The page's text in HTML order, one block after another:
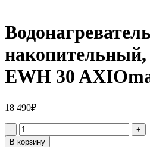
EWH 30
18 490₽
В корзину